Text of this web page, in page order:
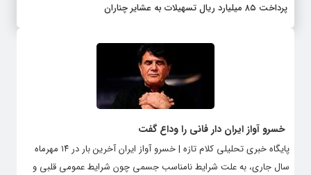
پرداخت ۸۵ میلیارد ریال تسهیلات به عشایر چناران
خسرو آواز ایران دار فانی را وداع گفت
پایگاه خبری تحلیلی کلام تازه | خسرو آواز ایران آخرین بار در ۱۴ مهرماه
سال جاری، به علت شرایط نامناسب جسمی چون شرایط عمومی قلبی و